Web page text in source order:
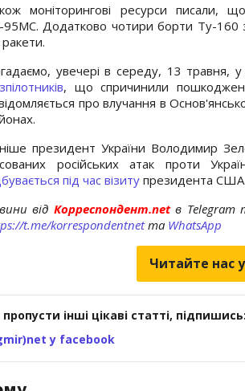
моніторингові ресурси писали,
95МС. Додатково чотири борти Ту-160
увечері в середу, 13 травня, у
, що спричинили
про влучання в
президент України Володимир
російських атак проти
під час візитупрезидента
від Корреспондент.netв Telegram
t.me/korrespondentnetта WhatsApp
Читайте нас
інші цікаві статті, підпишись:
у facebook